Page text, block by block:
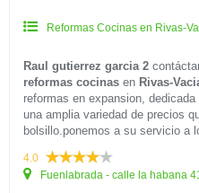
Reformas Cocinas en Rivas-
Raul gutierrez garcia 2
reformas cocinas en Rivas-
reformas en expansion,
una amplia variedad de precios
bolsillo.ponemos a su servicio a
4.0
Fuenlabrada - calle la habana